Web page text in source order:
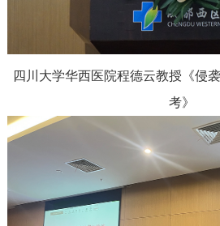
四川大学华西医院程德云教授 《侵
考》